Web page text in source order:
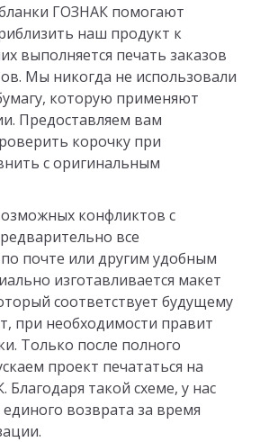
ГОЗНАК помогают
наш продукт к
выполняется печать заказов
Мы никогда не использовали
которую применяют
Предоставляем вам
корочку при
с оригинальным
конфликтов с
все
почте или другим удобным
изготавливается макет
соответствует будущему
при необходимости правит
Только после полного
проект печататься на
Благодаря такой схеме, у нас
возврата за время